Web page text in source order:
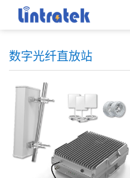
数字光纤直放站